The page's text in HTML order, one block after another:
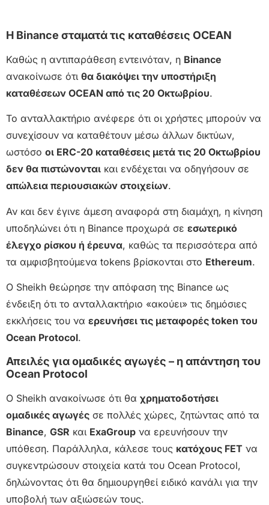
Η Binance σταματά τις καταθέσεις OCEAN
Καθώς η αντιπαράθεση εντεινόταν, η Binance
ανακοίνωσε ότι θα διακόψει την υποστήριξη
καταθέσεων OCEAN από τις 20 Οκτωβρίου.
Το ανταλλακτήριο ανέφερε ότι οι χρήστες μπορούν να
συνεχίσουν να καταθέτουν μέσω άλλων δικτύων,
ωστόσο οι ERC-20 καταθέσεις μετά τις 20 Οκτωβρίου
δεν θα πιστώνονται και ενδέχεται να οδηγήσουν σε
απώλεια περιουσιακών στοιχείων.
Αν και δεν έγινε άμεση αναφορά στη διαμάχη, η κίνηση
υποδηλώνει ότι η Binance προχωρά σε εσωτερικό
έλεγχο ρίσκου ή έρευνα, καθώς τα περισσότερα από
τα αμφισβητούμενα tokens βρίσκονται στο Ethereum.
Ο Sheikh θεώρησε την απόφαση της Binance ως
ένδειξη ότι το ανταλλακτήριο «ακούει» τις δημόσιες
εκκλήσεις του να ερευνήσει τις μεταφορές token του
Ocean Protocol.
Απειλές για ομαδικές αγωγές – η απάντηση του
Ocean Protocol
Ο Sheikh ανακοίνωσε ότι θα χρηματοδοτήσει
ομαδικές αγωγές σε πολλές χώρες, ζητώντας από τα
Binance, GSR και ExaGroup να ερευνήσουν την
υπόθεση. Παράλληλα, κάλεσε τους κατόχους FET να
συγκεντρώσουν στοιχεία κατά του Ocean Protocol,
δηλώνοντας ότι θα δημιουργηθεί ειδικό κανάλι για την
υποβολή των αξιώσεών τους.